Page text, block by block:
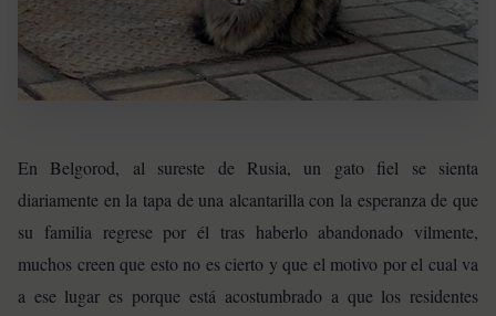
En Belgorod, al sureste de Rusia, un gato fiel se sienta
diariamente en la tapa de una alcantarilla con la esperanza de que
su familia regrese por él tras haberlo abandonado vilmente,
muchos creen que esto no es cierto y que el motivo por el cual va
a ese lugar es porque está acostumbrado a que los residentes